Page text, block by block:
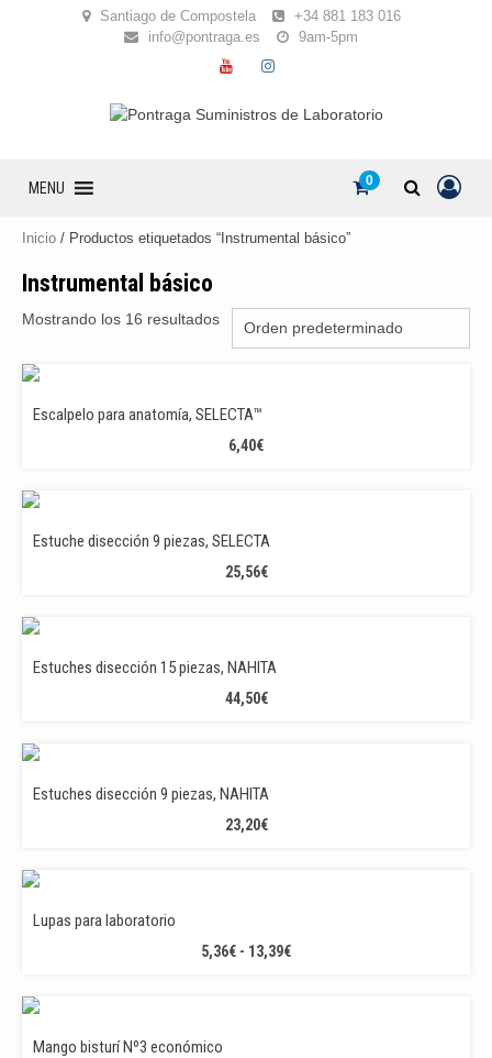
Santiago de Compostela
+34 881 183 016
info@pontraga.es
9am-5pm
YOUTUBE
INSTAGRAM
MENU 0
Inicio / Productos etiquetados “Instrumental básico”
Instrumental básico
Mostrando los 16 resultados
Escalpelo para anatomía, SELECTA™
6,40€
Estuche disección 9 piezas, SELECTA
25,56€
Estuches disección 15 piezas, NAHITA
44,50€
Estuches disección 9 piezas, NAHITA
23,20€
Lupas para laboratorio
5,36€ - 13,39€RANGO
Mango bisturí Nº3 económico